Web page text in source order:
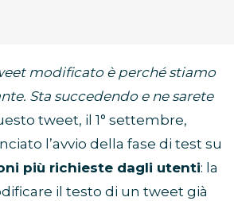
modificato è perché stiamo
Sta succedendo e ne sarete
tweet, il 1° settembre,
l’avvio della fase di test su
più richieste dagli utenti: la
il testo di un tweet già